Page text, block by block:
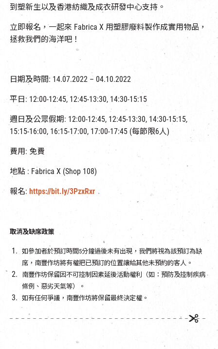
到塑新生以及香港紡織及成衣研發中心支持。
立即報名，一起來 Fabrica X 用塑膠廢料製作成實用物品，
拯救我們的海洋吧！
日期及時間: 14.07.2022 – 04.10.2022
平日: 12:00-12:45, 12:45-13:30, 14:30-15:15
週日及公眾假期: 12:00-12:45, 12:45-13:30, 14:30-15:15,
15:15-16:00, 16:15-17:00, 17:00-17:45 (每節限6人)
費用: 免費
地點 : Fabrica X (Shop 108)
報名: https://bit.ly/3PzxRxr
取消及缺席政策
如參加者於預訂時間5分鐘過後未有出現，我們將視為該預訂為缺
席，南豐作坊將有權把已預訂的位置讓給其他未預約的客人。
南豐作坊保留因不可控制因素延後活動權利（如：預防及控制疾病
條例、惡劣天氣等）。
如有任何爭議，南豐作坊將保留最終決定權。